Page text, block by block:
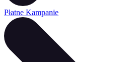
Płatne Kampanie